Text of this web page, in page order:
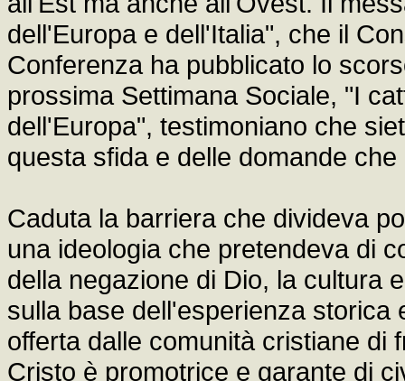
dell'Europa e dell'Italia", che il
Conferenza ha pubblicato lo
prossima Settimana Sociale, "I
dell'Europa", testimoniano che
questa sfida e delle domande
Caduta la barriera che divideva
una ideologia che pretendeva di
della negazione di Dio, la cultura
sulla base dell'esperienza storica
offerta dalle comunità cristiane di
Cristo è promotrice e garante di